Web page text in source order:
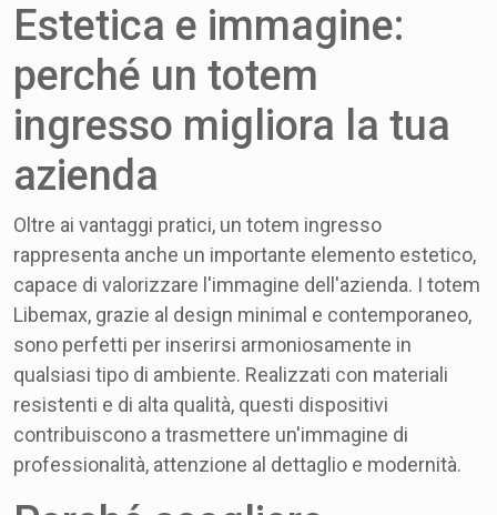
Estetica e immagine:
perché un totem
ingresso migliora la tua
azienda
Oltre ai vantaggi pratici, un totem ingresso
rappresenta anche un importante elemento estetico,
capace di valorizzare l'immagine dell'azienda. I totem
Libemax, grazie al design minimal e contemporaneo,
sono perfetti per inserirsi armoniosamente in
qualsiasi tipo di ambiente. Realizzati con materiali
resistenti e di alta qualità, questi dispositivi
contribuiscono a trasmettere un'immagine di
professionalità, attenzione al dettaglio e modernità.